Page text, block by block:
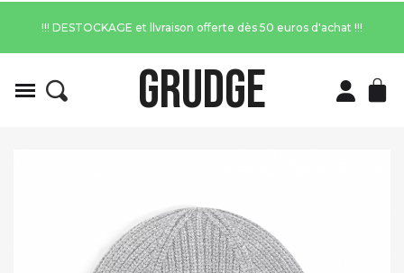
!!! DESTOCKAGE et llvraison offerte dès 50 euros d'achat !!!
GRUDGE